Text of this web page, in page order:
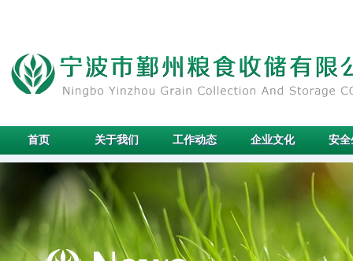
首页 关于我们 工作动态 企业文化 安全